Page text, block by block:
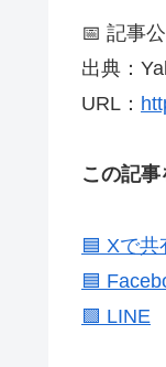
📅 記事
出典：
URL：
この記事
🟦 Xで共
🟦
🟩 LINE